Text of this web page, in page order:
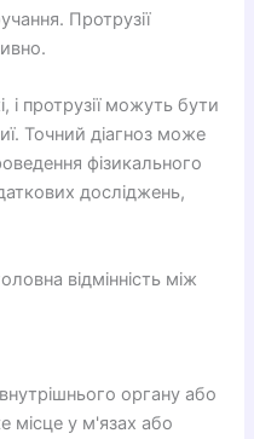
Протрузії
протрузії можуть бути
Точний діагноз може
фізикального
досліджень,
відмінність між
органу або
місце у м'язах або